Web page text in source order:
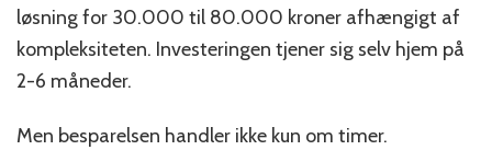
løsning for 30.000 til 80.000 kroner afhængigt af
kompleksiteten. Investeringen tjener sig selv hjem på
2-6 måneder.
Men besparelsen handler ikke kun om timer.